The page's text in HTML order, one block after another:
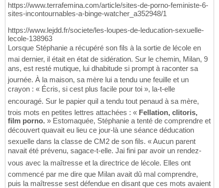
https://www.terrafemina.com/article/sites-de-porno-feministe-6-
sites-incontournables-a-binge-watcher_a352948/1
https://www.lejdd.fr/societe/les-loupes-de-leducation-sexuelle-
lecole-138963
Lorsque Stéphanie a récupéré son fils à la sortie de lécole en
mai dernier, il était en état de sidération. Sur le chemin, Milan, 9
ans, est resté mutique, lui dhabitude si prompt à raconter sa
journée. À la maison, sa mère lui a tendu une feuille et un
crayon : « Écris, si cest plus facile pour toi », la-t-elle
encouragé. Sur le papier quil a tendu tout penaud à sa mère,
trois mots en petites lettres attachées : « Fellation, clitoris,
film porno. » Estomaquée, Stéphanie a tenté de comprendre et
découvert quavait eu lieu ce jour-là une séance déducation
sexuelle dans la classe de CM2 de son fils. « Aucun parent
navait été prévenu, sagace-t-elle. Jai fini par avoir un rendez-
vous avec la maîtresse et la directrice de lécole. Elles ont
commencé par me dire que Milan avait dû mal comprendre,
puis la maîtresse sest défendue en disant que ces mots avaient